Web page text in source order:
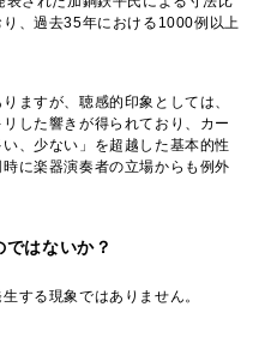
、過去35年における1000例以上
ますが、聴感的印象としては、
した響きが得られており、カー
、少ない」を超越した基本的性
に楽器演奏者の立場からも例外
はないか？
する現象ではありません。